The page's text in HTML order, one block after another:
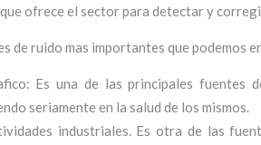
ofrece el sector para detectar y
de ruido mas importantes que podemos
Es una de las principales fuentes
seriamente en la salud de los mismos.
industriales. Es otra de las